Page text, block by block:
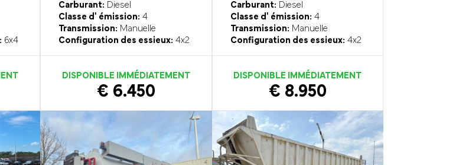
6x4
Carburant: Diesel
Classe d' émission: 4
Transmission: Manuelle
Configuration des essieux: 4x2
DISPONIBLE IMMÉDIATEMENT
€ 6.450
Carburant: Diesel
Classe d' émission: 4
Transmission: Manuelle
Configuration des essieux: 4x2
DISPONIBLE IMMÉDIATEMENT
€ 8.950